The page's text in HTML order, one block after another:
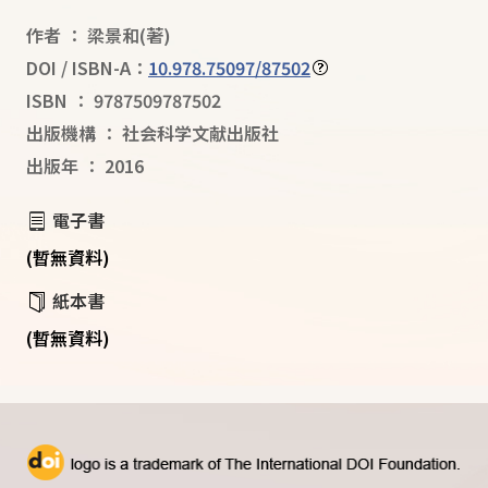
作者 ： 梁景和(著)
DOI / ISBN-A： 10.978.75097/87502
ISBN ： 9787509787502
出版機構 ： 社会科学文献出版社
出版年 ： 2016
電子書
(暫無資料)
紙本書
(暫無資料)